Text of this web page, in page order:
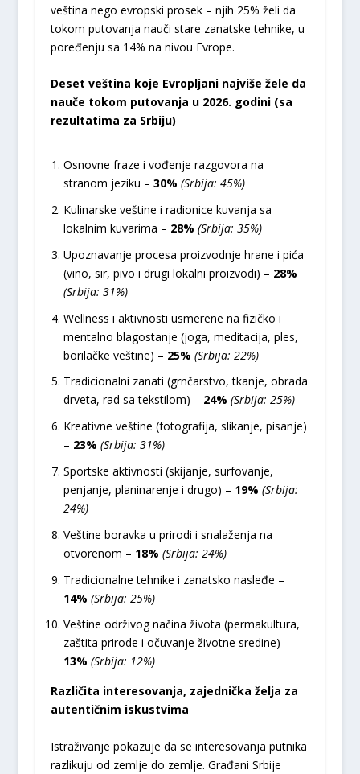
veština nego evropski prosek – njih 25% želi da
tokom putovanja nauči stare zanatske tehnike, u
poređenju sa 14% na nivou Evrope.
Deset veština koje Evropljani najviše žele da
nauče tokom putovanja u 2026. godini (sa
rezultatima za Srbiju)
Osnovne fraze i vođenje razgovora na
stranom jeziku – 30% (Srbija: 45%)
Kulinarske veštine i radionice kuvanja sa
lokalnim kuvarima – 28% (Srbija: 35%)
Upoznavanje procesa proizvodnje hrane i pića
(vino, sir, pivo i drugi lokalni proizvodi) – 28%
(Srbija: 31%)
Wellness i aktivnosti usmerene na fizičko i
mentalno blagostanje (joga, meditacija, ples,
borilačke veštine) – 25% (Srbija: 22%)
Tradicionalni zanati (grnčarstvo, tkanje, obrada
drveta, rad sa tekstilom) – 24% (Srbija: 25%)
Kreativne veštine (fotografija, slikanje, pisanje)
– 23% (Srbija: 31%)
Sportske aktivnosti (skijanje, surfovanje,
penjanje, planinarenje i drugo) – 19% (Srbija:
24%)
Veštine boravka u prirodi i snalaženja na
otvorenom – 18% (Srbija: 24%)
Tradicionalne tehnike i zanatsko nasleđe –
14% (Srbija: 25%)
Veštine održivog načina života (permakultura,
zaštita prirode i očuvanje životne sredine) –
13% (Srbija: 12%)
Različita interesovanja, zajednička želja za
autentičnim iskustvima
Istraživanje pokazuje da se interesovanja putnika
razlikuju od zemlje do zemlje. Građani Srbije